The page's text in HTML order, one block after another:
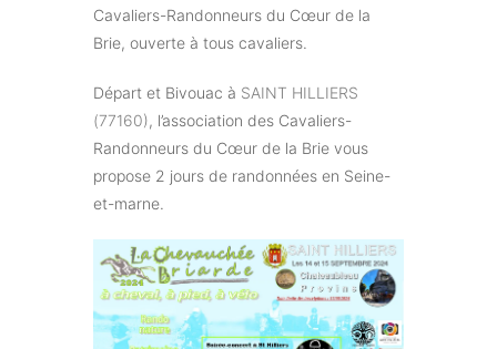
Cavaliers-Randonneurs du Cœur de la
Brie, ouverte à tous cavaliers.
Départ et Bivouac à SAINT HILLIERS
(77160), l’association des Cavaliers-
Randonneurs du Cœur de la Brie vous
propose 2 jours de randonnées en Seine-
et-marne.